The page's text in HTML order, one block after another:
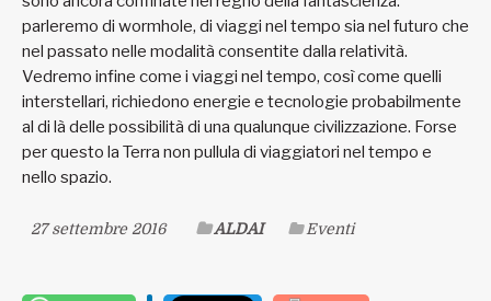
parleremo di wormhole, di viaggi nel tempo sia nel futuro che
nel passato nelle modalità consentite dalla relatività.
Vedremo infine come i viaggi nel tempo, così come quelli
interstellari, richiedono energie e tecnologie probabilmente
al di là delle possibilità di una qualunque civilizzazione. Forse
per questo la Terra non pullula di viaggiatori nel tempo e
nello spazio.
27 settembre 2016 ALDAI Eventi